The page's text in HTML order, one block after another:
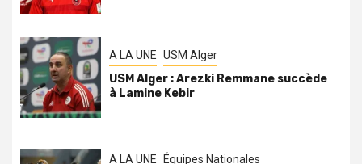
A LA UNE USM Alger
USM Alger : Arezki Remmane succède
à Lamine Kebir
A LA UNE Équipes Nationales